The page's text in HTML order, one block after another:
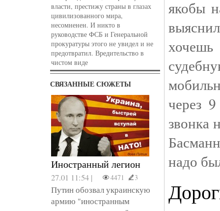
власти, престижу страны в глазах
цивилизованного мира,
несомненен. И никто в
руководстве ФСБ и Генеральной
прокуратуры этого не увидел и не
предотвратил. Вредительство в
чистом виде
СВЯЗАННЫЕ СЮЖЕТЫ
Иностранный легион
27.01 11:54 | 4471 3
Путин обозвал украинскую
армию "иностранным
якобы
через
звонка
надо